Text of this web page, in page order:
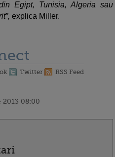
Egipt, Tunisia, Algeria sau
explica Miller.
Twitter RSS Feed
2013 08:00